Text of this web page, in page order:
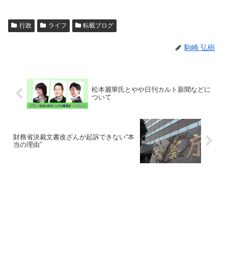
行政 ライフ 転載ブログ
駒崎 弘樹
松本麗華氏とやや日刊カルト新聞などに
ついて
財務省決裁文書改ざんが起訴できない“本
当の理由”